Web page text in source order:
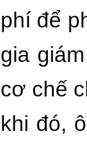
phí để
gia
cơ chế
khi đó,